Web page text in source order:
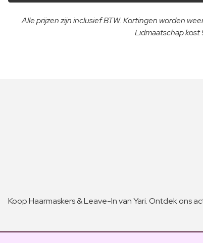
Alle prijzen zijn inclusief BTW. Kortingen worden
Lidmaatschap
Koop Haarmaskers & Leave-In van Yari. Ontdek ons